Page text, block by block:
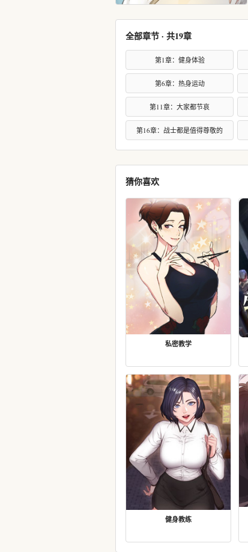
全部章节 · 共19章
第1章：健身体验
第6章：热身运动
第11章：大家都节哀
第16章：战士都是值得尊敬的
猜你喜欢
私密教学
健身教练